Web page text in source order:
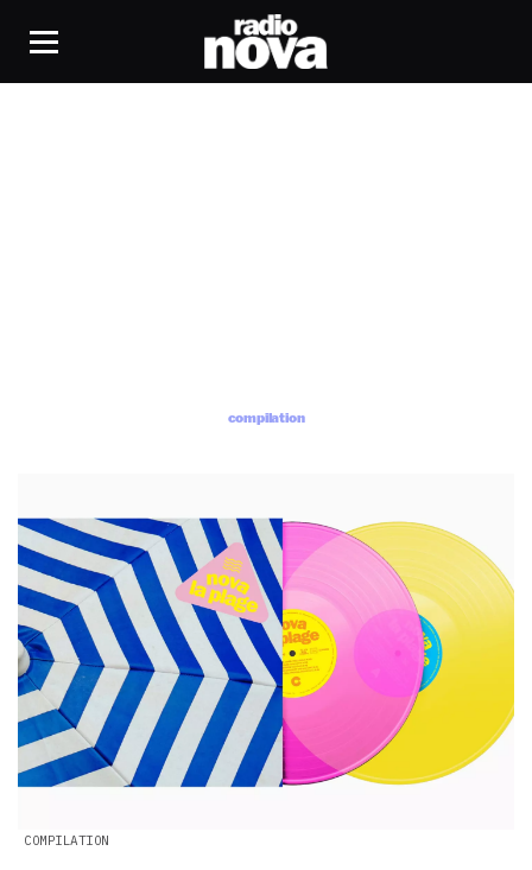
compilation
COMPILATION